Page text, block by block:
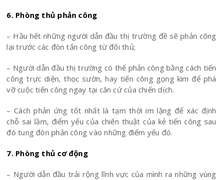
6. Phòng thủ phản công
– Hầu hết những người dẫn đầu thị trường đề sẽ phản công
lại trước các đòn tấn công từ đối thủ;
– Người dẫn đầu thị trường có thể phản công bằng cách tiến
công trực diện, thọc sườn, hay tiến công gọng kìm để phá
vỡ cuộc tiến công ngay tại căn cứ của chiến dịch.
– Cách phản ứng tốt nhất là tạm thời im lặng để xác định
chỗ sai lầm, điểm yếu của chiến thuật của kẻ tiến công sau
đó tung đòn phản công vào những điểm yếu đó.
7. Phòng thủ cơ động
– Người dẫn đầu trải rộng lĩnh vực của mình ra những vùng